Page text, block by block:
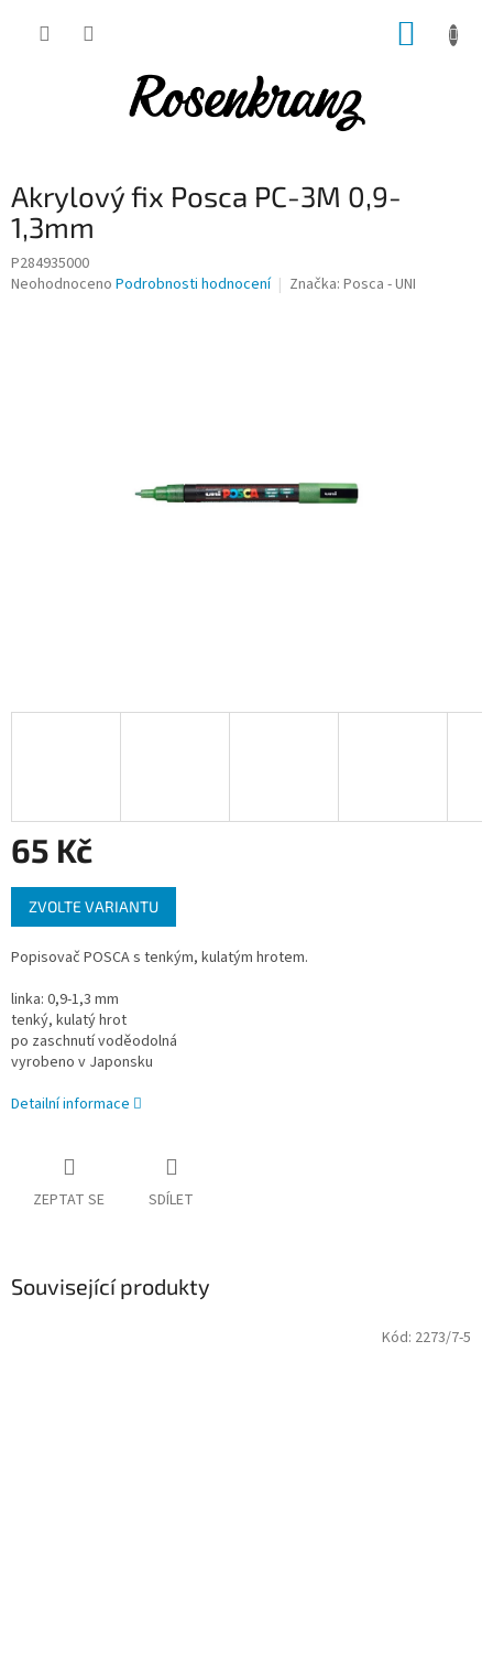
Akrylový fix Posca PC-3M 0,9-
1,3mm
P284935000
Průměrné
Neohodnoceno Podrobnosti hodnocení Značka: Posca - UNI
65 Kč
Měrná
cena:
ZVOLTE VARIANTU
Popisovač POSCA s tenkým, kulatým hrotem.
linka: 0,9-1,3 mm
tenký, kulatý hrot
po zaschnutí voděodolná
vyrobeno v Japonsku
Detailní informace
ZEPTAT SE SDÍLET
Související produkty
Kód: 2273/7-5